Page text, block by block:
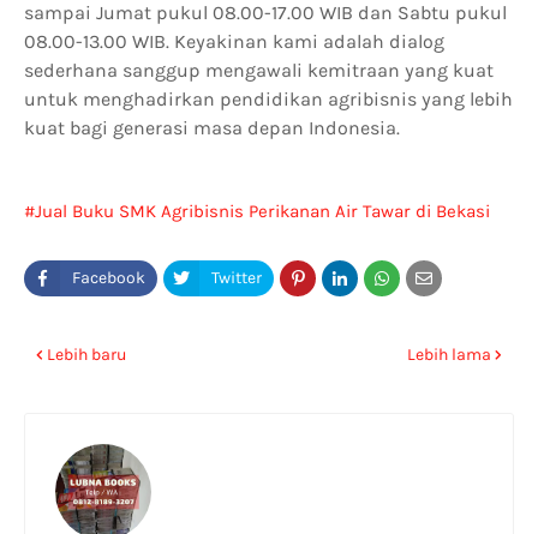
sampai Jumat pukul 08.00-17.00 WIB dan Sabtu pukul
08.00-13.00 WIB. Keyakinan kami adalah dialog
sederhana sanggup mengawali kemitraan yang kuat
untuk menghadirkan pendidikan agribisnis yang lebih
kuat bagi generasi masa depan Indonesia.
Jual Buku SMK Agribisnis Perikanan Air Tawar di Bekasi
Lebih baru Lebih lama